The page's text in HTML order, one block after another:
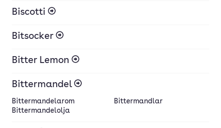
Biscotti
Bitsocker
Bitter Lemon
Bittermandel
Bittermandelarom
Bittermandelolja
Bittermandlar